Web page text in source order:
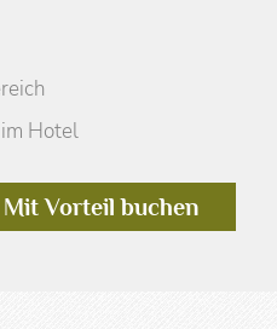
Hotel
Mit Vorteil buchen